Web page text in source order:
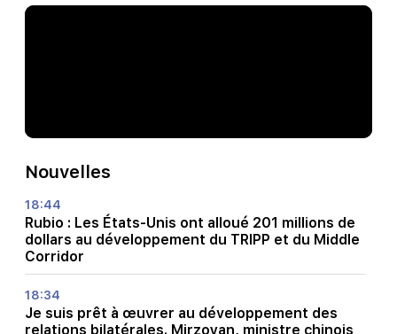
Nouvelles
18:44
Rubio : Les États-Unis ont alloué 201 millions de
dollars au développement du TRIPP et du Middle
Corridor
18:34
Je suis prêt à œuvrer au développement des
relations bilatérales. Mirzoyan, ministre chinois